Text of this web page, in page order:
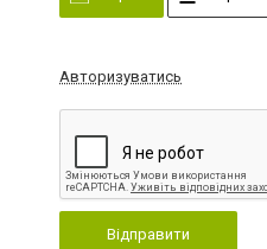
Авторизуватись
Відправити